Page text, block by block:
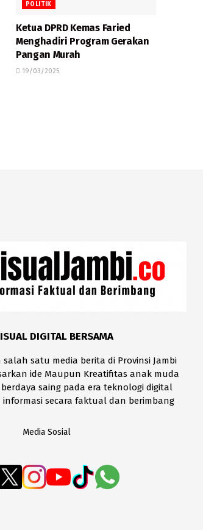
POLITIK
Ketua DPRD Kemas Faried
Menghadiri Program Gerakan
Pangan Murah
19/03/2025
DIGITAL BERSAMA
satu media berita di Provinsi Jambi
ide Maupun Kreatifitas anak muda
saing pada era teknologi digital
secara faktual dan berimbang
Media Sosial